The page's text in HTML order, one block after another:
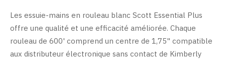
Les essuie-mains en rouleau blanc Scott Essential Plus
offre une qualité et une efficacité améliorée. Chaque
rouleau de 600' comprend un centre de 1,75" compatible
aux distributeur électronique sans contact de Kimberly